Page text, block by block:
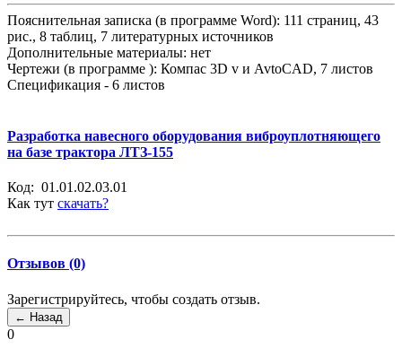
Пояснительная записка (в программе Word): 111 страниц, 43
рис., 8 таблиц, 7 литературных источников
Дополнительные материалы: нет
Чертежи (в программе ): Компас 3D v и AvtoCAD, 7 листов
Спецификация - 6 листов
Разработка навесного оборудования виброуплотняющего
на базе трактора ЛТЗ-155
Код: 01.01.02.03.01
Как тут скачать?
Отзывов (0)
Зарегистрируйтесь, чтобы создать отзыв.
0